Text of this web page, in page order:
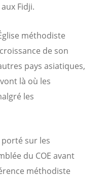
Fidji.
méthodiste
de son
pays asiatiques,
là où les
les
sur les
du COE avant
méthodiste